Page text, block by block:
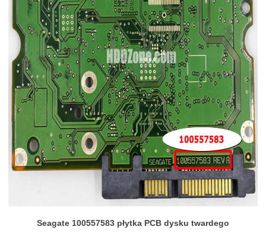
Seagate 100557583 płytka PCB dysku twardego